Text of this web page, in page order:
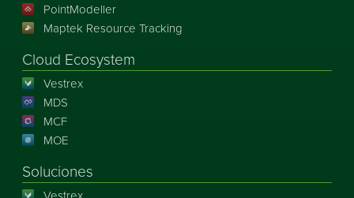
PointModeller
Maptek Resource Tracking
Cloud Ecosystem
Vestrex
MDS
MCF
MOE
Soluciones